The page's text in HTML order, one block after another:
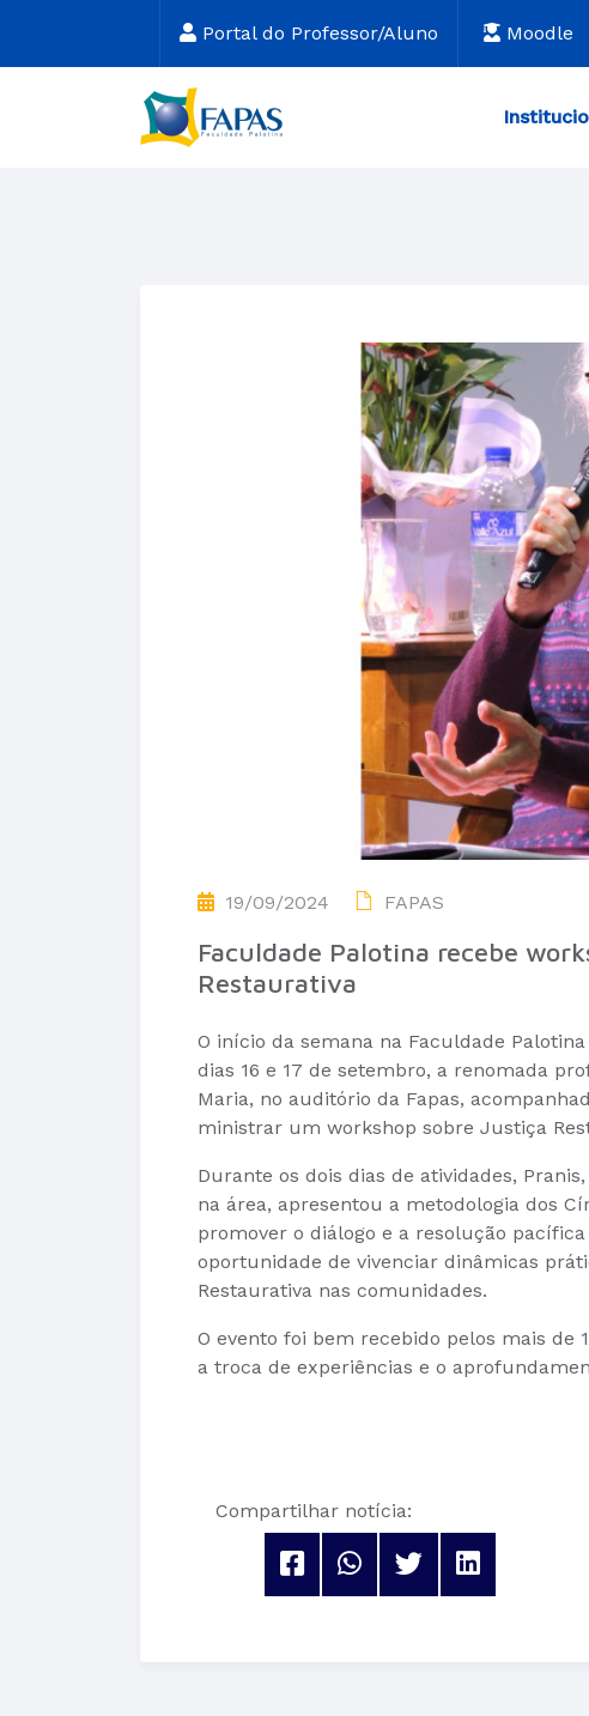
Portal do Professor/Aluno Moodle
19/09/2024 FAPAS
Faculdade Palotina recebe
Restaurativa
O início da semana na Faculdade
dias 16 e 17 de setembro, a renomada
Maria, no auditório da Fapas,
ministrar um workshop sobre Justiça
Durante os dois dias de atividades,
na área, apresentou a metodologia dos
promover o diálogo e a resolução
oportunidade de vivenciar dinâmicas
Restaurativa nas comunidades.
O evento foi bem recebido pelos mais de
a troca de experiências e o
Compartilhar notícia: